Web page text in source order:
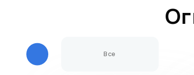
Все